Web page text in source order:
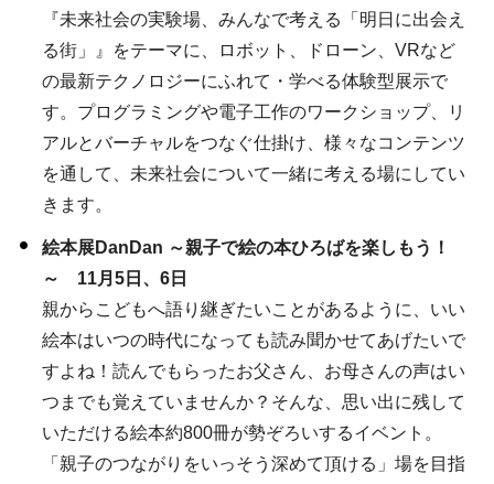
『未来社会の実験場、みんなで考える「明日に出会え
る街」』をテーマに、ロボット、ドローン、VRなど
の最新テクノロジーにふれて・学べる体験型展示で
す。プログラミングや電子工作のワークショップ、リ
アルとバーチャルをつなぐ仕掛け、様々なコンテンツ
を通して、未来社会について一緒に考える場にしてい
きます。
絵本展DanDan ～親子で絵の本ひろばを楽しもう！
～ 11月5日、6日
親からこどもへ語り継ぎたいことがあるように、いい
絵本はいつの時代になっても読み聞かせてあげたいで
すよね！読んでもらったお父さん、お母さんの声はい
つまでも覚えていませんか？そんな、思い出に残して
いただける絵本約800冊が勢ぞろいするイベント。
「親子のつながりをいっそう深めて頂ける」場を目指